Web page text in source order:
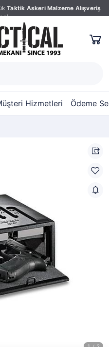
Taktik Askeri Malzeme Alışveriş
Hizmetleri Ödeme